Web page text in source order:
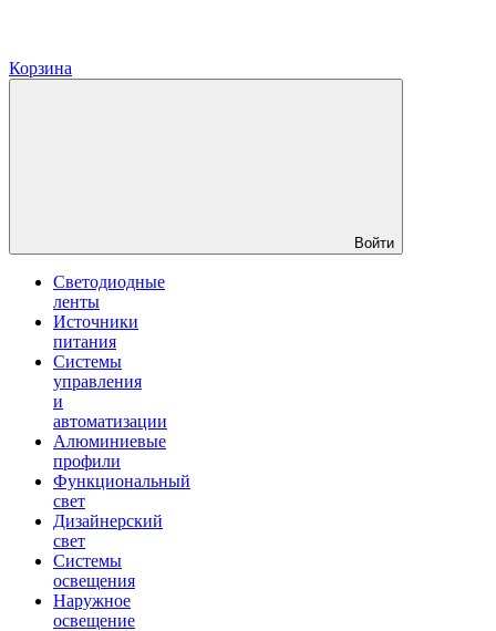
Корзина
Войти
Светодиодные
ленты
Источники
питания
Системы
управления
и
автоматизации
Алюминиевые
профили
Функциональный
свет
Дизайнерский
свет
Системы
освещения
Наружное
освещение